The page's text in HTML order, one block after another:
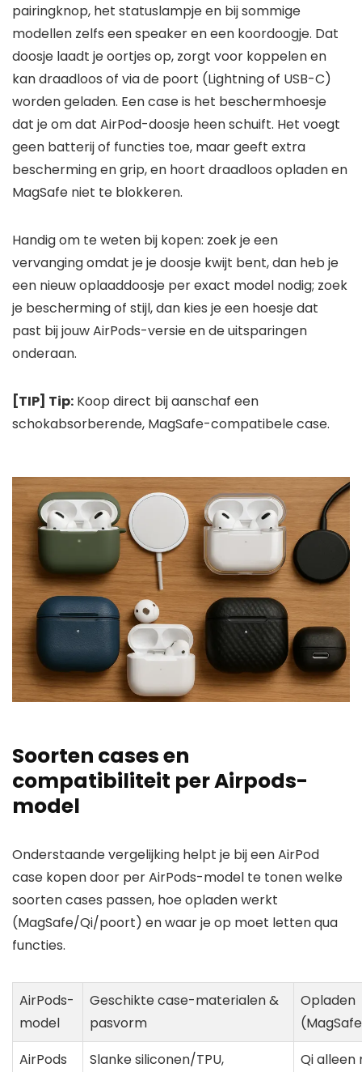
pairingknop, het statuslampje en bij sommige
modellen zelfs een speaker en een koordoogje. Dat
doosje laadt je oortjes op, zorgt voor koppelen en
kan draadloos of via de poort (Lightning of USB-C)
worden geladen. Een case is het beschermhoesje
dat je om dat AirPod-doosje heen schuift. Het voegt
geen batterij of functies toe, maar geeft extra
bescherming en grip, en hoort draadloos opladen en
MagSafe niet te blokkeren.
Handig om te weten bij kopen: zoek je een
vervanging omdat je je doosje kwijt bent, dan heb je
een nieuw oplaaddoosje per exact model nodig; zoek
je bescherming of stijl, dan kies je een hoesje dat
past bij jouw AirPods-versie en de uitsparingen
onderaan.
[TIP] Tip: Koop direct bij aanschaf een
schokabsorberende, MagSafe-compatibele case.
Soorten cases en
compatibiliteit per Airpods-
model
Onderstaande vergelijking helpt je bij een AirPod
case kopen door per AirPods-model te tonen welke
soorten cases passen, hoe opladen werkt
(MagSafe/Qi/poort) en waar je op moet letten qua
functies.
AirPods-
model
Geschikte case-materialen &
pasvorm
Opladen
AirPods
Slanke siliconen/TPU,
Qi alleen